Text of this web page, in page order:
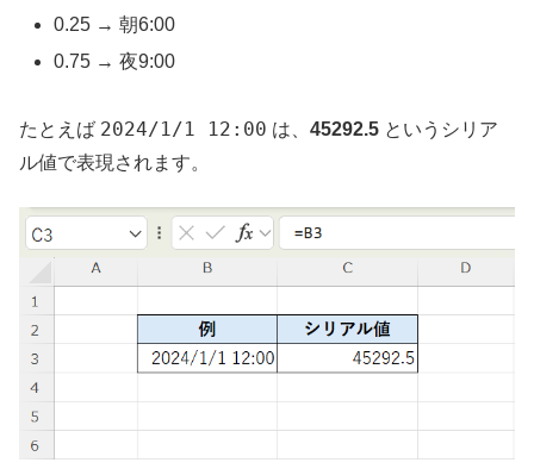
0.25 → 朝6:00
0.75 → 夜9:00
たとえば 2024/1/1 12:00 は、 45292.5 というシリア
ル値で表現されます。